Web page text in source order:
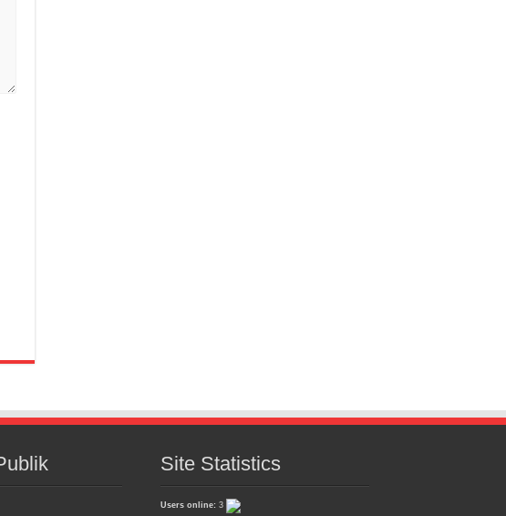
Site Statistics
Users online: 3